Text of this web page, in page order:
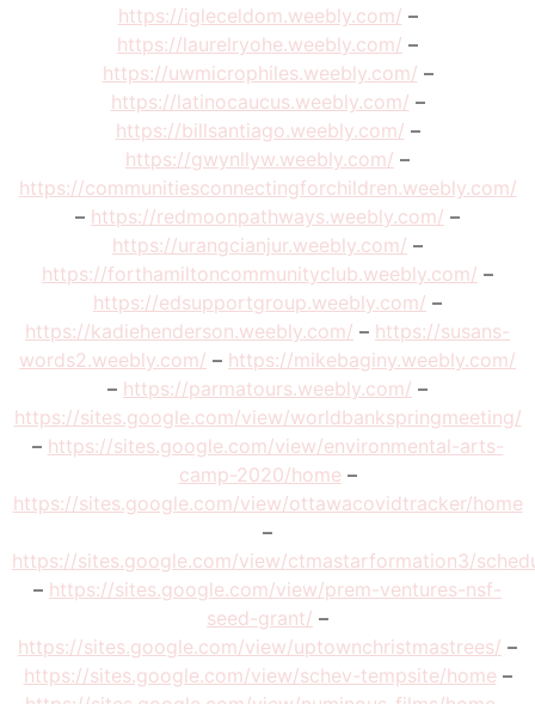
https://igleceldom.weebly.com/ –
https://laurelryohe.weebly.com/ –
https://uwmicrophiles.weebly.com/ –
https://latinocaucus.weebly.com/ –
https://billsantiago.weebly.com/ –
https://gwynllyw.weebly.com/ –
https://communitiesconnectingforchildren.weebly.com/
– https://redmoonpathways.weebly.com/ –
https://urangcianjur.weebly.com/ –
https://forthamiltoncommunityclub.weebly.com/ –
https://edsupportgroup.weebly.com/ –
https://kadiehenderson.weebly.com/ – https://susans-
words2.weebly.com/ – https://mikebaginy.weebly.com/
– https://parmatours.weebly.com/ –
https://sites.google.com/view/worldbankspringmeeting/
– https://sites.google.com/view/environmental-arts-
camp-2020/home –
https://sites.google.com/view/ottawacovidtracker/home
–
https://sites.google.com/view/ctmastarformation3/
– https://sites.google.com/view/prem-ventures-nsf-
seed-grant/ –
https://sites.google.com/view/uptownchristmastrees/ –
https://sites.google.com/view/schev-tempsite/home –